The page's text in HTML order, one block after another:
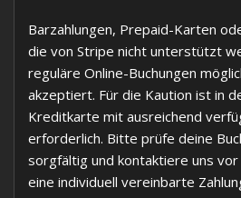
Barzahlungen, Prepaid-Karten
die von Stripe nicht unterstützt
reguläre Online-Buchungen
akzeptiert. Für die Kaution ist in
Kreditkarte mit ausreichend
erforderlich. Bitte prüfe deine
sorgfältig und kontaktiere uns vor
eine individuell vereinbarte